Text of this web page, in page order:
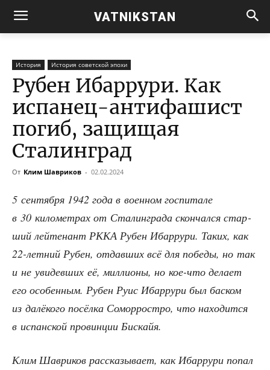
VATNIKSTAN
История История советской эпохи
Рубен Ибаррури. Как
испанец-антифашист
погиб, защищая
Сталинград
От Клим Шавриков - 02.02.2024
5 сен­тяб­ря 1942 года в воен­ном гос­пи­та­ле
в 30 кило­мет­рах от Ста­лин­гра­да скон­чал­ся стар­
ший лей­те­нант РККА Рубен Ибар­ру­ри. Таких, как
22-лет­ний Рубен, отдав­ших всё для побе­ды, но так
и не уви­дев­ших её, мил­ли­о­ны, но кое-что дела­ет
его осо­бен­ным. Рубен Руис Ибар­ру­ри был бас­ком
из далё­ко­го посёл­ка Сомор­ро­ст­ро, что нахо­дит­ся
в испан­ской про­вин­ции Бискайя.
Клим Шав­ри­ков рас­ска­зы­ва­ет, как Ибар­ру­ри попал